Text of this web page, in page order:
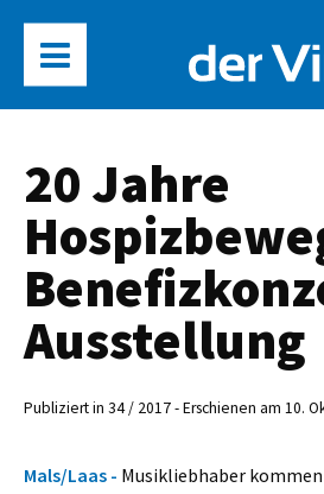
20 Jahre
Ausstellung
Publiziert in 34 / 2017 - Erschienen am 10.
Mals/Laas - Musikliebhaber